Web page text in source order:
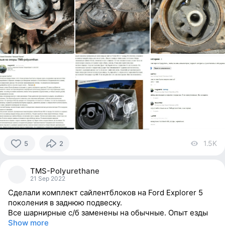
5 2 1.5K
TMS-Polyurethane
21 Sep 2022
Сделали комплект сайлентблоков на Ford Explorer 5
поколения в заднюю подвеску.
Все шарнирные с/б заменены на обычные. Опыт езды
Show more